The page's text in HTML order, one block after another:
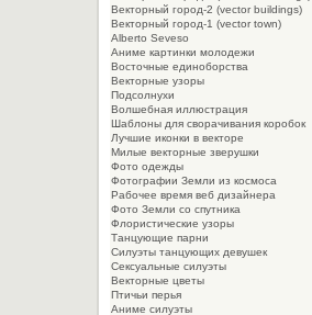
Векторный город-2 (vector buildings)
Векторный город-1 (vector town)
Alberto Seveso
Aниме картинки молодежи
Восточные единоборства
Векторные узоры
Подсолнухи
Волшебная иллюстрация
Шаблоны для сворачивания коробок
Лучшие иконки в векторе
Милые векторные зверушки
Фото одежды
Фотографии Земли из космоса
Рабочее время веб дизайнера
Фото Земли со спутника
Флористические узоры
Танцующие парни
Силуэты танцующих девушек
Сексуальные силуэты
Векторные цветы
Птичьи перья
Аниме силуэты